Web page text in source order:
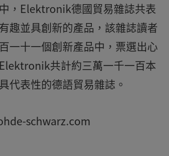
，Elektronik德國貿易雜誌共表
趣並具創新的產品，該雜誌讀者
一十一個創新產品中，票選出心
共計約三萬一千一百本
代表性的德語貿易雜誌。
schwarz.com